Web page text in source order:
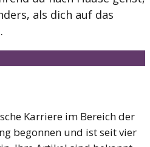
als dich auf das
Karriere im Bereich der
begonnen und ist seit vier